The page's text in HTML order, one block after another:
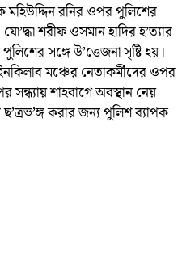
রনির ওপর পুলিশের
যো’দ্ধা শরীফ ওসমান হাদির হ’ত্যার
সঙ্গে উ’ত্তেজনা সৃষ্টি হয়।
মঞ্চের নেতাকর্মীদের ওপর
সন্ধ্যায় শাহবাগে অবস্থান নেয়
করার জন্য পুলিশ ব্যাপক